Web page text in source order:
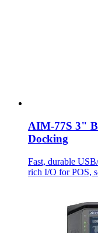
AIM-77S 3"
Docking
Fast, durable
rich I/O for POS,